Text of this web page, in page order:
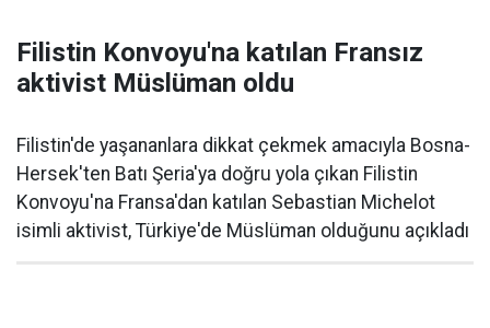
Filistin Konvoyu'na katılan Fransız
aktivist Müslüman oldu
Filistin'de yaşananlara dikkat çekmek amacıyla Bosna-
Hersek'ten Batı Şeria'ya doğru yola çıkan Filistin
Konvoyu'na Fransa'dan katılan Sebastian Michelot
isimli aktivist, Türkiye'de Müslüman olduğunu açıkladı